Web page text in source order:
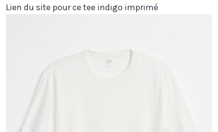
Lien du site pour ce tee indigo imprimé